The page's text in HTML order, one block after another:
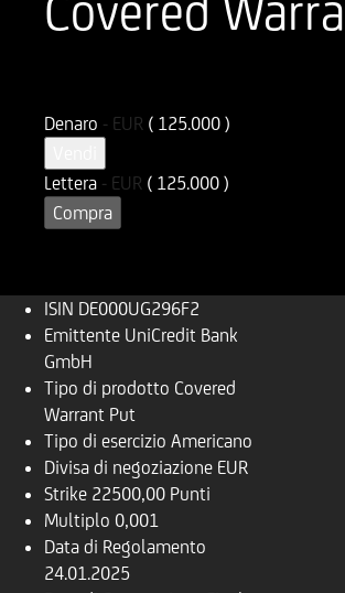
Denaro - EUR ( 125.000 )
Lettera - EUR ( 125.000 )
Compra
ISIN DE000UG296F2
Emittente UniCredit Bank
GmbH
Tipo di prodotto Covered
Warrant Put
Tipo di esercizio Americano
Divisa di negoziazione EUR
Strike 22500,00 Punti
Multiplo 0,001
Data di Regolamento
24.01.2025